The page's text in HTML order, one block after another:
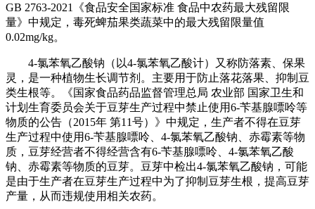
GB 2763-2021《食品安全国家标准 食品中农药最大残留限
量》中规定，毒死蜱茄果类蔬菜中的最大残留限量值
0.02mg/kg。
4-氯苯氧乙酸钠（以4-氯苯氧乙酸计）又称防落素、保果
灵，是一种植物生长调节剂。主要用于防止落花落果、抑制豆
类生根等。《国家食品药品监督管理总局 农业部 国家卫生和
计划生育委员会关于豆芽生产过程中禁止使用6-苄基腺嘌呤等
物质的公告（2015年 第11号）》中规定，生产者不得在豆芽
生产过程中使用6-苄基腺嘌呤、4-氯苯氧乙酸钠、赤霉素等物
质，豆芽经营者不得经营含有6-苄基腺嘌呤、4-氯苯氧乙酸
钠、赤霉素等物质的豆芽。豆芽中检出4-氯苯氧乙酸钠，可能
是由于生产者在豆芽生产过程中为了抑制豆芽生根，提高豆芽
产量，从而违规使用相关农药。